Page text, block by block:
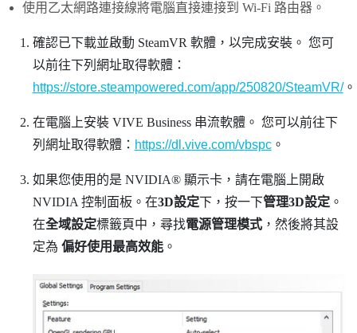
使用乙太網路連接線將電腦直接連接到 Wi-Fi 路由器。
確認已下載並啟動 SteamVR 軟體，以完成安裝。 您可
以前往下列網址取得軟體：
https://store.steampowered.com/app/250820/SteamVR/。
在電腦上安裝 VIVE Business 串流軟體。 您可以前往下
列網址取得軟體： https://dl.vive.com/vbspc。
如果您使用的是 NVIDIA®顯示卡，請在電腦上開啟
NVIDIA 控制面板。在3D設定下，按一下管理3D設定。
在全域設定標籤頁中，尋找電源管理模式，然後將其設
定為 偏好使用最高效能。